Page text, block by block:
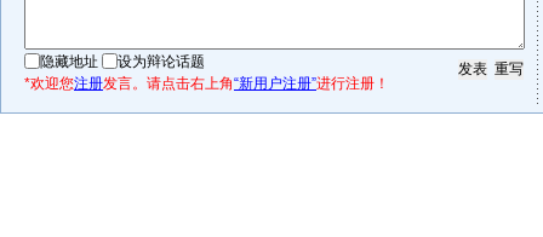
隐藏地址
设为辩论话题
*欢迎您注册发言。请点击右上角“新用户注册”进行注册！